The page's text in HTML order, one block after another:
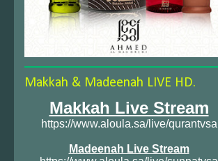
Makkah & Madeenah LIVE HD.
Makkah Live Stream
https://www.aloula.sa/live/qurantvsa
Madeenah Live Stream